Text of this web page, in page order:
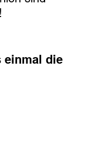
einmal die